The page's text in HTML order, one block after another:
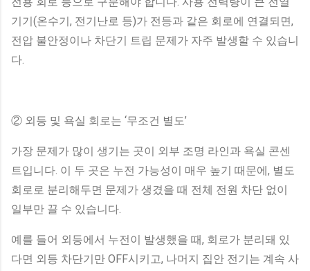
기기(온수기, 전기난로 등)가 전등과 같은 회로에 연결되면,
전압 불안정이나 차단기 트립 문제가 자주 발생할 수 있습니
다.
② 외등 및 욕실 회로는 ‘무조건 별도’
가장 문제가 많이 생기는 곳이 외부 조명 라인과 욕실 콘센
트입니다. 이 두 곳은 누전 가능성이 매우 높기 때문에, 별도
회로로 분리해두면 문제가 생겼을 때 전체 전원 차단 없이
일부만 끌 수 있습니다.
예를 들어 외등에서 누전이 발생했을 때, 회로가 분리돼 있
다면 외등 차단기만 OFF시키고, 나머지 집안 전기는 계속 사